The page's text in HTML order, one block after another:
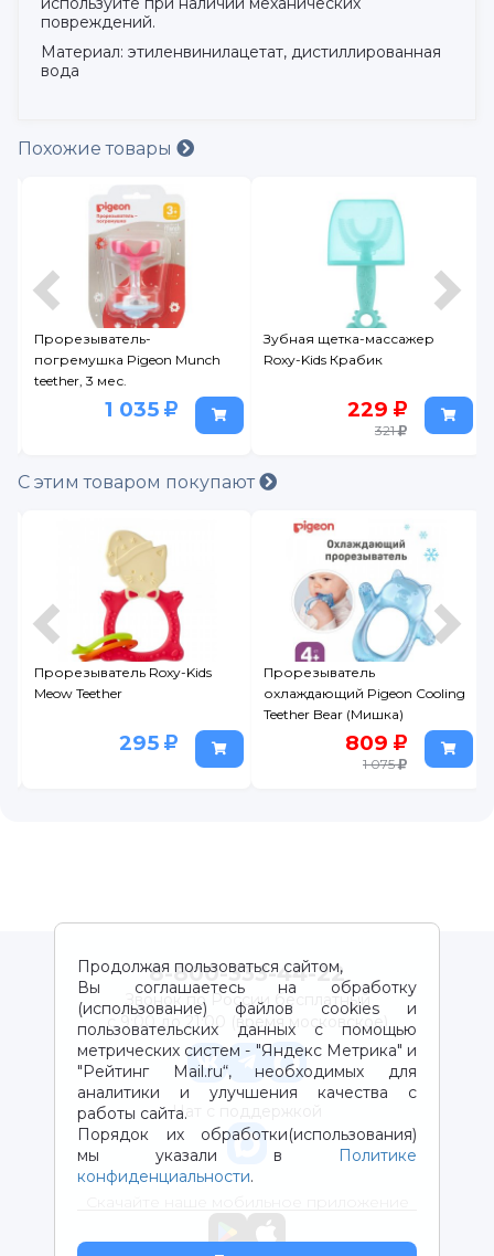
повреждений.
Материал: этиленвинилацетат, дистиллированная
вода
Похожие товары
Прорезыватель-
погремушка Pigeon Munch
teether, 3 мес.
1 035
Зубная щетка-массажер
Roxy-Kids Крабик
229
321
С этим товаром покупают
Прорезыватель Roxy-Kids
Meow Teether
295
Прорезыватель
охлаждающий Pigeon Cooling
Teether Bear (Мишка)
809
1 075
Продолжая пользоваться сайтом,
Вы соглашаетесь на обработку
(использование) файлов cookies и
пользовательских данных с помощью
метрических систем - "Яндекс Метрика" и
"Рейтинг Mail.ru“, необходимых для
аналитики и улучшения качества с
работы сайта.
Порядок их обработки(использования)
мы указали в
Политике
конфиденциальности.
8-800-333-44-22
Звонок по России бесплатный
с 9:00 до 21:00 (время московское)
Чат с поддержкой